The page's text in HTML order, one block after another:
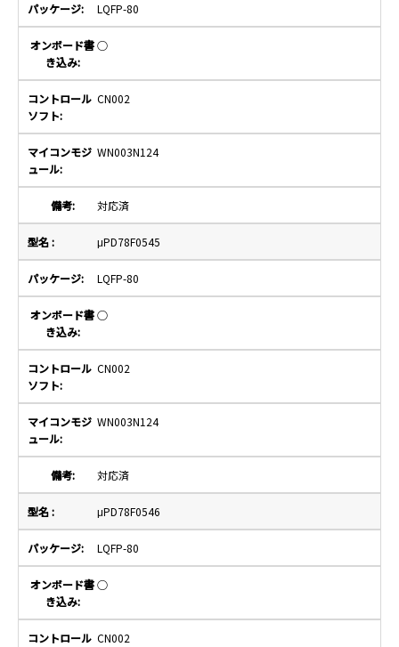
LQFP-80
○
CN002
WN003N124
対応済
μPD78F0545
LQFP-80
○
CN002
WN003N124
対応済
μPD78F0546
LQFP-80
○
CN002